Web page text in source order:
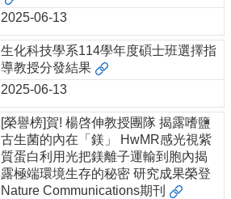
2025-06-13
生化科技學系114學年度碩士班選擇指
導教授分發結果
2025-06-13
[榮譽榜]賀! 楊啓伸教授團隊 揭露嗜鹽
古生菌的內在「鎂」 HwMR感光視紫
質蛋白利用光把鎂離子運輸到胞內揭
露極端環境生存的秘密 研究成果榮登
Nature Communications期刊